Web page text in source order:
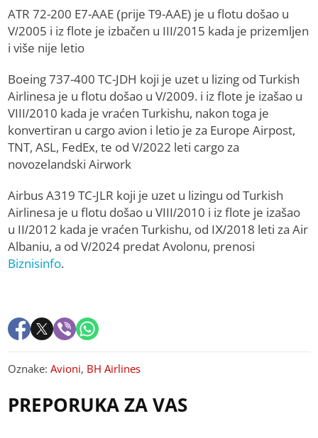
ATR 72-200 E7-AAE (prije T9-AAE) je u flotu došao u
V/2005 i iz flote je izbačen u III/2015 kada je prizemljen
i više nije letio
Boeing 737-400 TC-JDH koji je uzet u lizing od Turkish
Airlinesa je u flotu došao u V/2009. i iz flote je izašao u
VIII/2010 kada je vraćen Turkishu, nakon toga je
konvertiran u cargo avion i letio je za Europe Airpost,
TNT, ASL, FedEx, te od V/2022 leti cargo za
novozelandski Airwork
Airbus A319 TC-JLR koji je uzet u lizingu od Turkish
Airlinesa je u flotu došao u VIII/2010 i iz flote je izašao
u II/2012 kada je vraćen Turkishu, od IX/2018 leti za Air
Albaniu, a od V/2024 predat Avolonu, prenosi
Biznisinfo.
Oznake:Avioni, BH Airlines
PREPORUKA ZA VAS